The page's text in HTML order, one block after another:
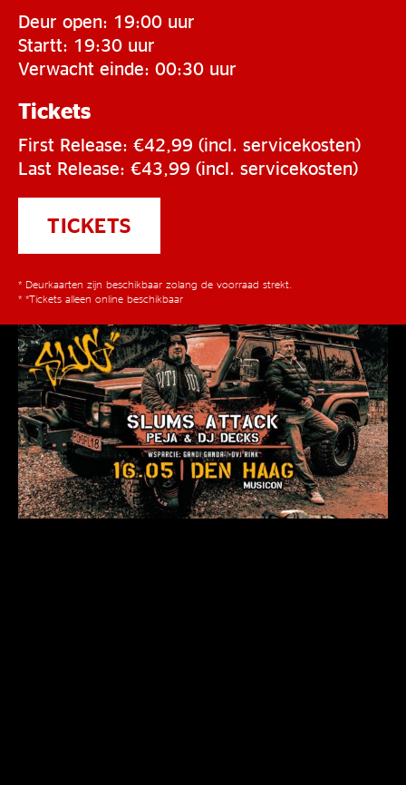
Deur open: 19:00 uur
Startt: 19:30 uur
Verwacht einde: 00:30 uur
Tickets
First Release: €42,99 (incl. servicekosten)
Last Release: €43,99 (incl. servicekosten)
TICKETS
* Deurkaarten zijn beschikbaar zolang de voorraad strekt.
* *Tickets alleen online beschikbaar